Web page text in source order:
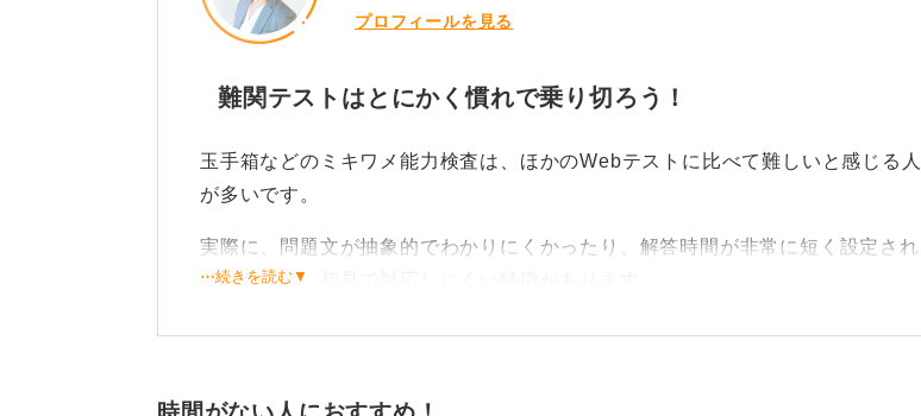
プロフィールを見る
難関テストはとにかく慣れで乗り切ろう！
玉手箱などのミキワメ能力検査は、ほかのWebテストに比べて難しいと感じる人
が多いです。
実際に、問題文が抽象的でわかりにくかったり、解答時間が非常に短く設定され
ていたりと、初見で対応しにくい特徴があります。
しかし、どのような能力検査にもいえることですが、必ず問題には出題のパター
⋯続きを読む▼